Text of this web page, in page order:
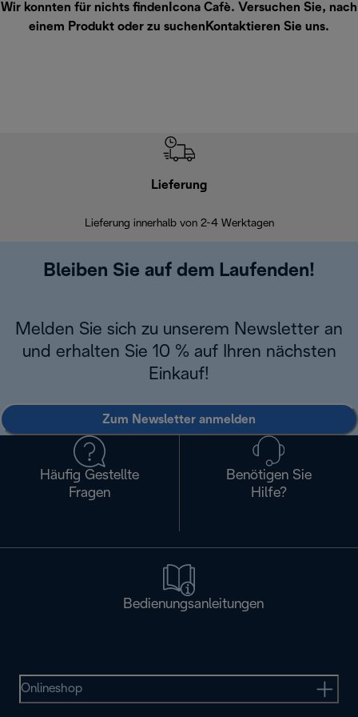
Wir konnten für nichts findenIcona Cafè. Versuchen Sie, nach
einem Produkt oder zu suchen Kontaktieren Sie uns.
Lieferung
Lieferung innerhalb von 2-4 Werktagen
Bleiben Sie auf dem Laufenden!
Melden Sie sich zu unserem Newsletter an
und erhalten Sie 10 % auf Ihren nächsten
Einkauf!
Zum Newsletter anmelden
Häufig Gestellte
Fragen
Benötigen Sie
Hilfe?
Bedienungsanleitungen
Onlineshop